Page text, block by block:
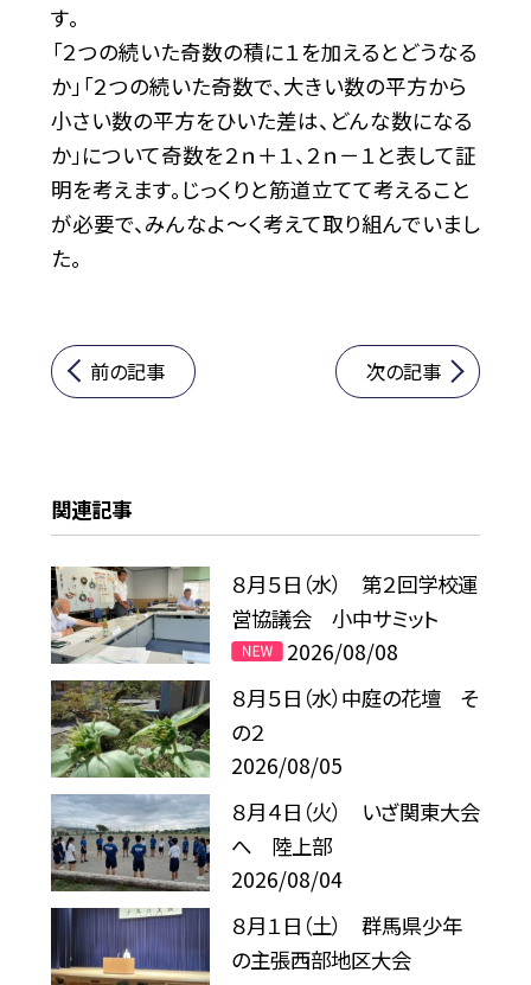
す。
「２つの続いた奇数の積に１を加えるとどうなる
か」「２つの続いた奇数で、大きい数の平方から
小さい数の平方をひいた差は、どんな数になる
か」について奇数を２ｎ＋１、２ｎ－１と表して証
明を考えます。じっくりと筋道立てて考えること
が必要で、みんなよ～く考えて取り組んでいまし
た。
前の記事 次の記事
関連記事
８月５日（水） 第２回学校運
営協議会 小中サミット
2026/08/08
８月５日（水）中庭の花壇 そ
の２
2026/08/05
８月４日（火） いざ関東大会
へ 陸上部
2026/08/04
８月１日（土） 群馬県少年
の主張西部地区大会